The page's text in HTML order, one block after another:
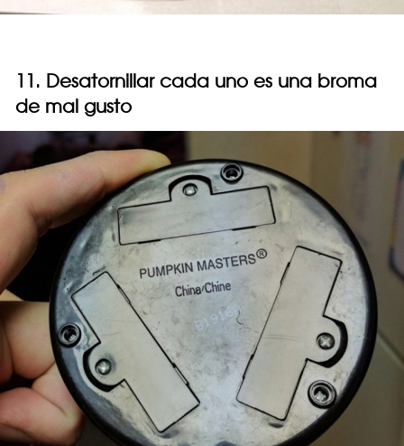
11. Desatornillar cada uno es una broma
de mal gusto